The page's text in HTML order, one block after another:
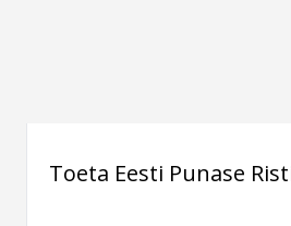
Toeta Eesti Punase